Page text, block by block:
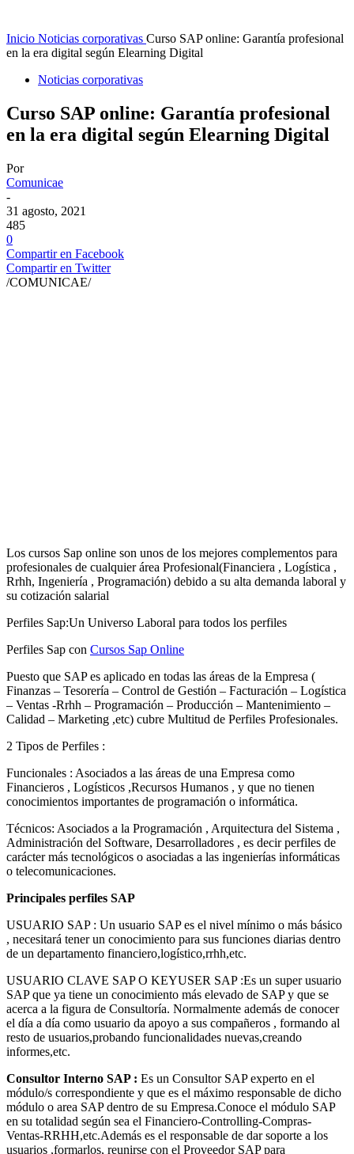
Inicio Noticias corporativas Curso SAP online: Garantía profesional
en la era digital según Elearning Digital
Noticias corporativas
Curso SAP online: Garantía profesional
en la era digital según Elearning Digital
Por
Comunicae
-
31 agosto, 2021
485
0
Compartir en Facebook
Compartir en Twitter
/COMUNICAE/
Los cursos Sap online son unos de los mejores complementos para
profesionales de cualquier área Profesional(Financiera , Logística ,
Rrhh, Ingeniería , Programación) debido a su alta demanda laboral y
su cotización salarial
Perfiles Sap:Un Universo Laboral para todos los perfiles
Perfiles Sap con Cursos Sap Online
Puesto que SAP es aplicado en todas las áreas de la Empresa (
Finanzas – Tesorería – Control de Gestión – Facturación – Logística
– Ventas -Rrhh – Programación – Producción – Mantenimiento –
Calidad – Marketing ,etc) cubre Multitud de Perfiles Profesionales.
2 Tipos de Perfiles :
Funcionales : Asociados a las áreas de una Empresa como
Financieros , Logísticos ,Recursos Humanos , y que no tienen
conocimientos importantes de programación o informática.
Técnicos: Asociados a la Programación , Arquitectura del Sistema ,
Administración del Software, Desarrolladores , es decir perfiles de
carácter más tecnológicos o asociadas a las ingenierías informáticas
o telecomunicaciones.
Principales perfiles SAP
USUARIO SAP : Un usuario SAP es el nivel mínimo o más básico
, necesitará tener un conocimiento para sus funciones diarias dentro
de un departamento financiero,logístico,rrhh,etc.
USUARIO CLAVE SAP O KEYUSER SAP :Es un super usuario
SAP que ya tiene un conocimiento más elevado de SAP y que se
acerca a la figura de Consultoría. Normalmente además de conocer
el día a día como usuario da apoyo a sus compañeros , formando al
resto de usuarios,probando funcionalidades nuevas,creando
informes,etc.
Consultor Interno SAP : Es un Consultor SAP experto en el
módulo/s correspondiente y que es el máximo responsable de dicho
módulo o area SAP dentro de su Empresa.Conoce el módulo SAP
en su totalidad según sea el Financiero-Controlling-Compras-
Ventas-RRHH,etc.Además es el responsable de dar soporte a los
usuarios ,formarlos, reunirse con el Proveedor SAP para